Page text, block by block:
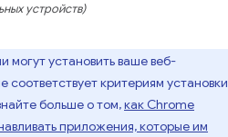
устройств)
могут установить ваше веб-
критериям установки
больше о том,как Chrome
приложения, которые им